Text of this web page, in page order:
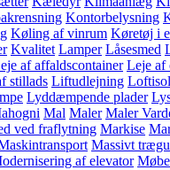
Kontorbelysning
Køling af vinrum Køretøj i
Kvalitet Lamper Låsesmed
af affaldscontainer Leje af
stillads Liftudlejning
Lyddæmpende plader
Mal Maler Maler
ved fraflytning Markise
Massivt
af elevator